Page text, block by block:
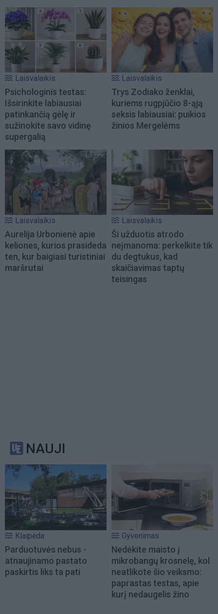
Laisvalaikis
Psichologinis testas:
Išsirinkite labiausiai
patinkančią gėlę ir
sužinokite savo vidinę
supergalią
Laisvalaikis
Trys Zodiako ženklai,
kuriems rugpjūčio 8-ąją
seksis labiausiai: puikios
žinios Mergelėms
Laisvalaikis
Aurelija Urbonienė apie
keliones, kurios prasideda
ten, kur baigiasi turistiniai
maršrutai
Laisvalaikis
Ši užduotis atrodo
neįmanoma: perkelkite tik
du degtukus, kad
skaičiavimas taptų
teisingas
NAUJI
Klaipėda
Parduotuvės nebus -
atnaujinamo pastato
paskirtis liks ta pati
Gyvenimas
Nedėkite maisto į
mikrobangų krosnelę, kol
neatlikote šio veiksmo:
paprastas testas, apie
kurį nedaugelis žino